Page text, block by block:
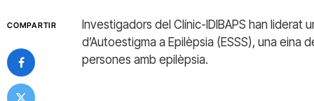
COMPARTIR
Investigadors del Clínic-IDIBAPS han liderat
d’Autoestigma a Epilèpsia (ESSS), una eina
persones amb epilèpsia.